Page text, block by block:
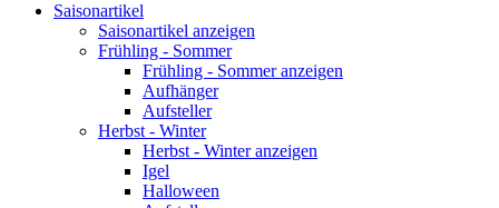
Saisonartikel
Saisonartikel anzeigen
Frühling - Sommer
Frühling - Sommer anzeigen
Aufhänger
Aufsteller
Herbst - Winter
Herbst - Winter anzeigen
Igel
Halloween